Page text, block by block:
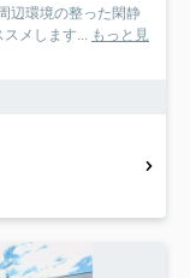
辺環境の整った閑静
メします... もっと見